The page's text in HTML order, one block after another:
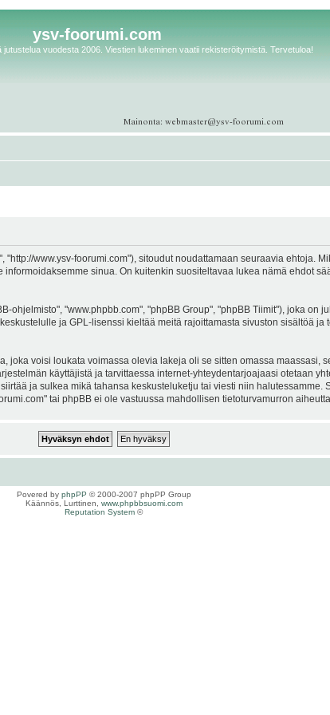
ysv-foorumi.com
vuodesta 2006. Viestien lukeminen vaatii rekisteröitymistä. Tervetuloa!
www.ysv-foorumi.com"), sitoudut noudattamaan seuraavia ehtoja.
sinua. On kuitenkin suositeltavaa lukea nämä ehdot
ohjelmisto", "www.phpbb.com", "phpBB Group", "phpBB Tiimit"), joka on
ja GPL-lisenssi kieltää meitä rajoittamasta sivuston sisältöä
voisi loukata voimassa olevia lakeja oli se sitten omassa maassasi,
käyttäjistä ja tarvittaessa internet-yhteydentarjoajaasi otetaan
ja sulkea mikä tahansa keskusteluketju tai viesti niin
tai phpBB ei ole vastuussa mahdollisen tietoturvamurron
Povered by phpPP © 2000-2007 phpPP Group
Käännös, Lurttinen, www.phpbbsuomi.com
Reputation System ©